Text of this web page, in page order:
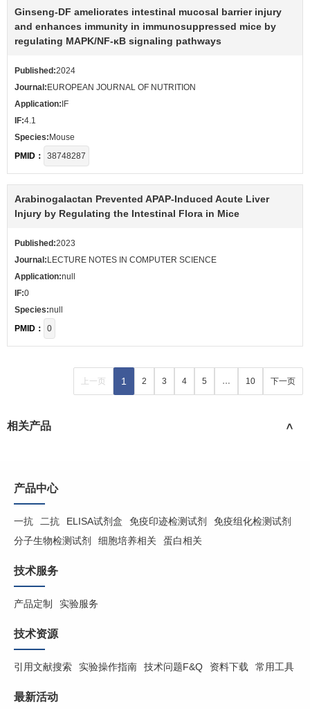
Ginseng-DF ameliorates intestinal mucosal barrier injury
and enhances immunity in immunosuppressed mice by
regulating MAPK/NF-κB signaling pathways
Published:2024
Journal: EUROPEAN JOURNAL OF NUTRITION
Application: IF
IF:4.1
Species: Mouse
PMID：
38748287
Arabinogalactan Prevented APAP-Induced Acute Liver
Injury by Regulating the Intestinal Flora in Mice
Published:2023
Journal: LECTURE NOTES IN COMPUTER SCIENCE
Application:null
IF:0
Species:null
PMID：
0
上一页 1 2 3 4 5 … 10 下一页
相关产品 >
产品中心
一抗 二抗 ELISA试剂盒 免疫印迹检测试剂
免疫组化检测试剂
分子生物检测试剂
细胞培养相关 蛋白相关
技术服务
产品定制 实验服务
技术资源
引用文献搜索 实验操作指南 技术问题F&Q 资料下载 常用工具
最新活动